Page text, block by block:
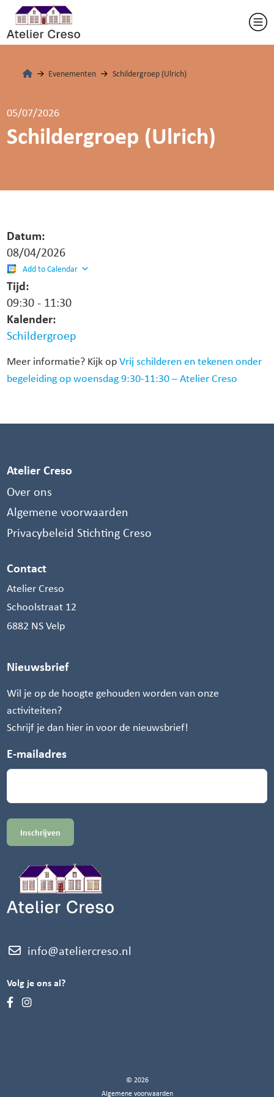
Evenementen Schildergroep (Ulrich)
05/07/2026
Schildergroep (Ulrich)
Datum:
08/04/2026
Add to Calendar
Tijd:
09:30- 11:30
Kalender:
Schildergroep
Meer informatie? Kijk opVrij schilderen en tekenen onder
begeleiding op woensdag 9:30-11:30 – Atelier Creso
Atelier Creso
Over ons
Algemene voorwaarden
Privacybeleid Stichting Creso
Contact
Atelier Creso
Schoolstraat 12
6882 NS Velp
Nieuwsbrief
Wil je op de hoogte gehouden worden van onze
activiteiten?
Schrijf je dan hier in voor de nieuwsbrief!
E-mailadres
info@ateliercreso.nl
Volg je ons al?
© 2026
Algemene voorwaarden